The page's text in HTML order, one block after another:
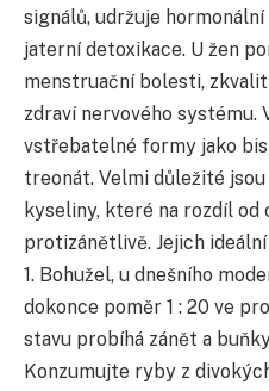
signálů, udržuje
jaterní detoxikace. U žen
menstruační bolesti,
zdraví nervového systému.
vstřebatelné formy jako
treonát. Velmi důležité
kyseliny, které na rozdíl od
protizánětlivě. Jejich
1. Bohužel, u dnešního
dokonce poměr 1 : 20 ve
stavu probíhá zánět a
Konzumujte ryby z